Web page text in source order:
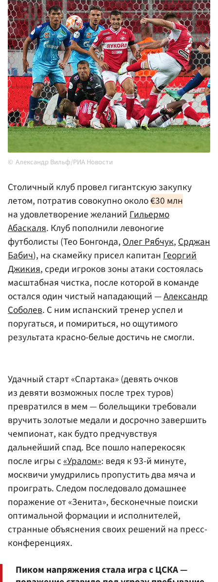
Александр Вильф/РИА Новости
Столичный клуб провел гигантскую закупку
летом, потратив совокупно около€30 млн
на удовлетворение желанийГильермо
Абаскаля. Клуб пополнили левоногие
футболисты (Тео Бонгонда,Олег Рябчук,Срджан
Бабич), на скамейку присел капитанГеоргий
Джикия, среди игроков зоны атаки состоялась
масштабная чистка, после которой в команде
остался один чистый нападающий —Александр
Соболев. С ним испанский тренер успел и
поругаться, и помириться, но ощутимого
результата красно-белые достичь не смогли.
Удачный старт «Спартака»(девять очков
из девяти возможных после трех туров)
превратился в мем — болельщики требовали
вручить золотые медали и досрочно завершить
чемпионат, как будто предчувствуя
дальнейший спад. Все пошло наперекосяк
после игры с«Уралом»: ведя к 93-й минуте,
москвичи умудрились пропустить два мяча и
проиграть. Следом последовало домашнее
поражение от «Зенита», бесконечные поиски
оптимальной формации и исполнителей,
странные объяснения своих решений на пресс-
конференциях.
Пиком напряжения стала игра с ЦСКА —